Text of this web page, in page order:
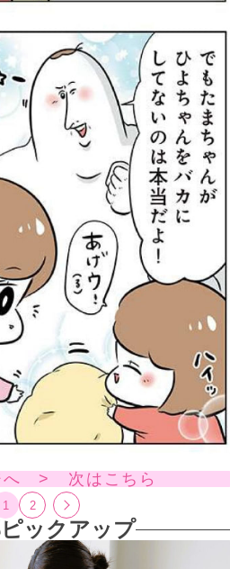
へ > 次はこちら
1 2
ックアップ